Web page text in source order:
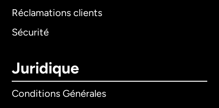
Réclamations clients
Sécurité
Juridique
Conditions Générales